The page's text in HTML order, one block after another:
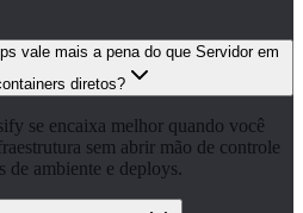
vale mais a pena do que Servidor em
diretos?
se encaixa melhor quando você
sem abrir mão de controle
de ambiente e deploys.